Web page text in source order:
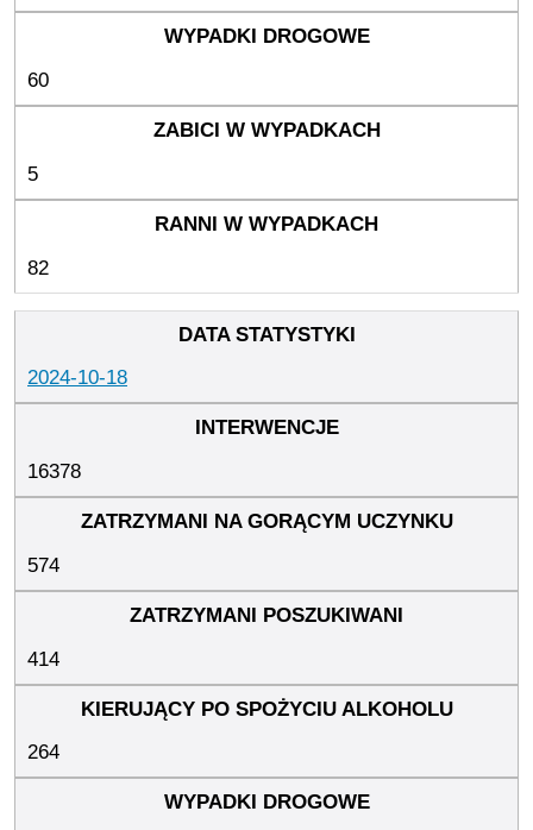
60
5
82
2024-10-18
16378
574
414
264